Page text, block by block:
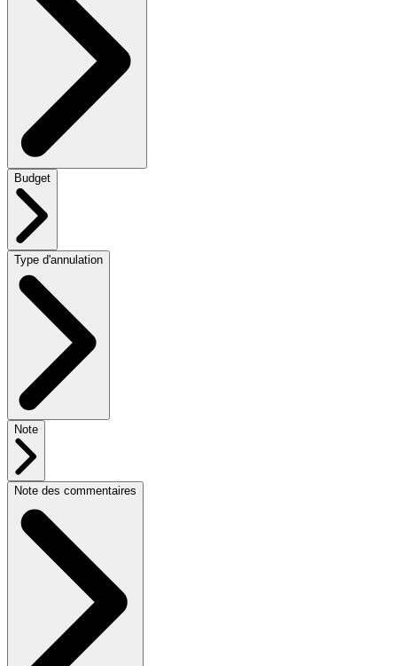
Budget
Type d'annulation
Note
Note des commentaires